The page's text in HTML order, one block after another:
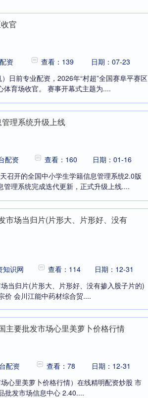
官
资 查看：139
日期：07-23
日前专业配资，2026年“村超”全国赛阜平赛区
育场收官。 赛事开幕式主题为....
理系统升级上线
配资 查看：160
日期：01-16
召开的全国中小学生学籍信息管理系统2.0版
理系统完成迭代更新，正式升级上线....
市场当归片(片形大、片形好、没有
知识网 查看：114
日期：12-31
当归片(片形大、片形好、没有掺入股子片的)
价 会川江能中药材综合贸....
主要批发市场心里美萝卜价格行情
配资 查看：78
日期：12-31
心里美萝卜价格行情）在线精明配资炒股 市
批发市场信息中心 2.40....